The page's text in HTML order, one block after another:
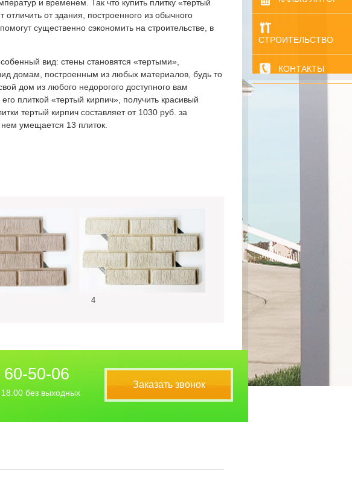
и временем. Так что купить плитку «тертый
от здания, построенного из обычного
существенно сэкономить на строительстве, в
вид: стены становятся «тертыми»,
домам, построенным из любых материалов, будь то
дом из любого недорогого доступного вам
плиткой «тертый кирпич», получить красивый
тертый кирпич составляет от 1030 руб. за
умещается 13 плиток.
4
60-50-06
без выходных
Заказать звонок
СТРОИТЕЛЬСТВО
КОНТАКТЫ